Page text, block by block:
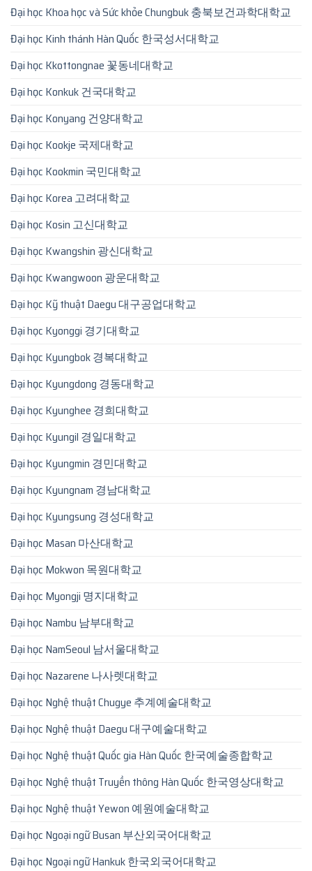
Đại học Khoa học và Sức khỏe Chungbuk 충북보건과학대학교
Đại học Kinh thánh Hàn Quốc 한국성서대학교
Đại học Kkottongnae 꽃동네대학교
Đại học Konkuk 건국대학교
Đại học Konyang 건양대학교
Đại học Kookje 국제대학교
Đại học Kookmin 국민대학교
Đại học Korea 고려대학교
Đại học Kosin 고신대학교
Đại học Kwangshin 광신대학교
Đại học Kwangwoon 광운대학교
Đại học Kỹ thuật Daegu 대구공업대학교
Đại học Kyonggi 경기대학교
Đại học Kyungbok 경복대학교
Đại học Kyungdong 경동대학교
Đại học Kyunghee 경희대학교
Đại học Kyungil 경일대학교
Đại học Kyungmin 경민대학교
Đại học Kyungnam 경남대학교
Đại học Kyungsung 경성대학교
Đại học Masan 마산대학교
Đại học Mokwon 목원대학교
Đại học Myongji 명지대학교
Đại học Nambu 남부대학교
Đại học NamSeoul 남서울대학교
Đại học Nazarene 나사렛대학교
Đại học Nghệ thuật Chugye 추계예술대학교
Đại học Nghệ thuật Daegu 대구예술대학교
Đại học Nghệ thuật Quốc gia Hàn Quốc 한국예술종합학교
Đại học Nghệ thuật Truyền thông Hàn Quốc 한국영상대학교
Đại học Nghệ thuật Yewon 예원예술대학교
Đại học Ngoại ngữ Busan 부산외국어대학교
Đại học Ngoại ngữ Hankuk 한국외국어대학교